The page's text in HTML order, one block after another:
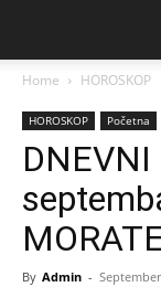
Home HOROSKOP
HOROSKOP Početna
DNEVNI
By Admin -